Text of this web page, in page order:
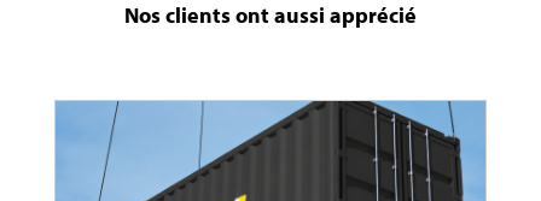
Nos clients ont aussi apprécié